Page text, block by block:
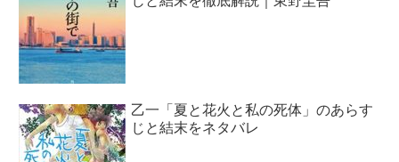
乙一「夏と花火と私の死体」のあらす
じと結末をネタバレ